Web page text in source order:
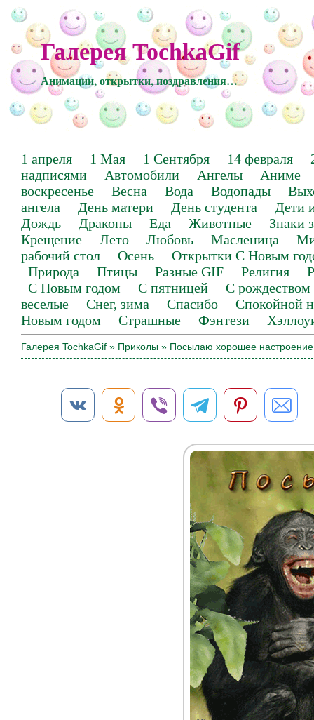
Галерея TochkaGif
Анимации, открытки, поздравления…
1 апреля 1 Мая 1 Сентября 14 февраля
надписями
Автомобили Ангелы
Аниме
воскресенье
Весна Вода Водопады
ангела
День матери День студента
Дети
Дождь
Драконы Еда Животные
Знаки
Крещение
Лето Любовь Масленица
рабочий стол
Осень
Открытки С Новым
Природа
Птицы Разные GIF Религия
С Новым годом
С пятницей
С рождеством
веселые
Снег, зима Спасибо
Спокойной
Новым годом
Страшные Фэнтези
Галерея TochkaGif » Приколы » Посылаю хорошее настроение